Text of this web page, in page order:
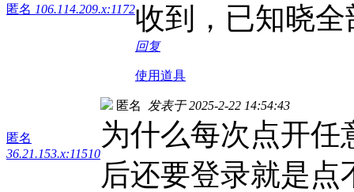
匿名 106.114.209.x:1172收到，已知晓
回复
使用道具
匿名
36.21.153.x:11510
匿名 发表于 2025-2-22 14:54:43
为什么每次点开任
后还要登录就是点